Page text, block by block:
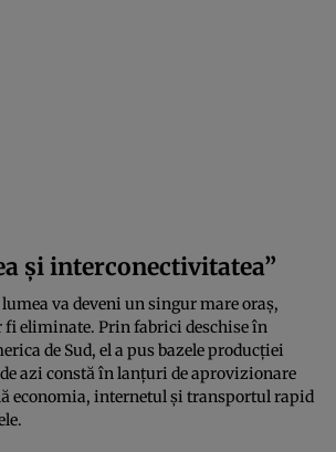
și interconectivitatea”
va deveni un singur mare oraș,
fi eliminate. Prin fabrici deschise în
de Sud, el a pus bazele producției
azi constă în lanțuri de aprovizionare
economia, internetul și transportul rapid